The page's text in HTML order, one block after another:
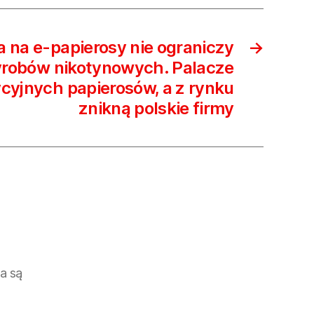
wniosków
→
na e-papierosy nie ograniczy
nikotynowych. Palacze
papierosów, a z rynku
znikną polskie firmy
są